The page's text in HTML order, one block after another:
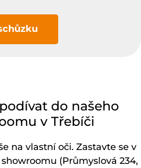
do našeho
v Třebíči
na vlastní oči. Zastavte se v
(Průmyslová 234,